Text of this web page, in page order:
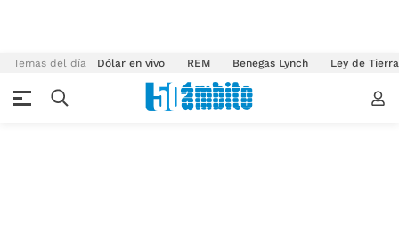
Temas del día Dólar en vivo REM Benegas Lynch Ley de